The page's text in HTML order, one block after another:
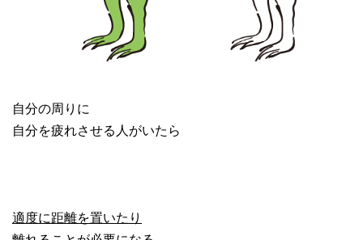
自分の周りに
自分を疲れさせる人がいたら
適度に距離を置いたり